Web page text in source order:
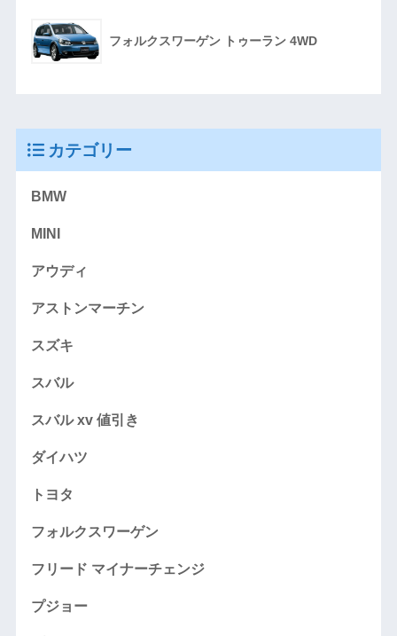
フォルクスワーゲン トゥーラン 4WD
カテゴリー
BMW
MINI
アウディ
アストンマーチン
スズキ
スバル
スバル xv 値引き
ダイハツ
トヨタ
フォルクスワーゲン
フリード マイナーチェンジ
プジョー